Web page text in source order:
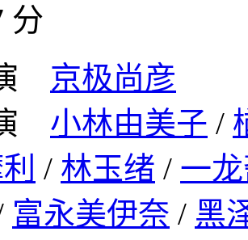
分
京极尚彦
小林由美子 /
/ 林玉绪 / 一
富永美伊奈 / 黑